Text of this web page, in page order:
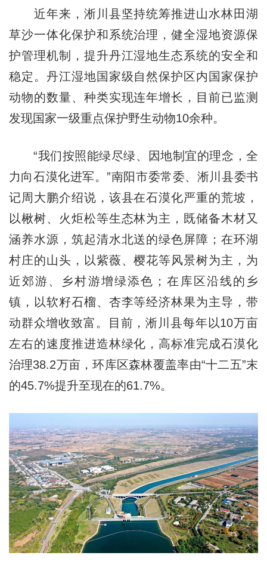
近年来，淅川县坚持统筹推进山水林田湖
草沙一体化保护和系统治理，健全湿地资源保
护管理机制，提升丹江湿地生态系统的安全和
稳定。丹江湿地国家级自然保护区内国家保护
动物的数量、种类实现连年增长，目前已监测
发现国家一级重点保护野生动物10余种。
“我们按照能绿尽绿、因地制宜的理念，全
力向石漠化进军。”南阳市委常委、淅川县委书
记周大鹏介绍说，该县在石漠化严重的荒坡，
以楸树、火炬松等生态林为主，既储备木材又
涵养水源，筑起清水北送的绿色屏障；在环湖
村庄的山头，以紫薇、樱花等风景树为主，为
近郊游、乡村游增绿添色；在库区沿线的乡
镇，以软籽石榴、杏李等经济林果为主导，带
动群众增收致富。目前，淅川县每年以10万亩
左右的速度推进造林绿化，高标准完成石漠化
治理38.2万亩，环库区森林覆盖率由“十二五”末
的45.7%提升至现在的61.7%。